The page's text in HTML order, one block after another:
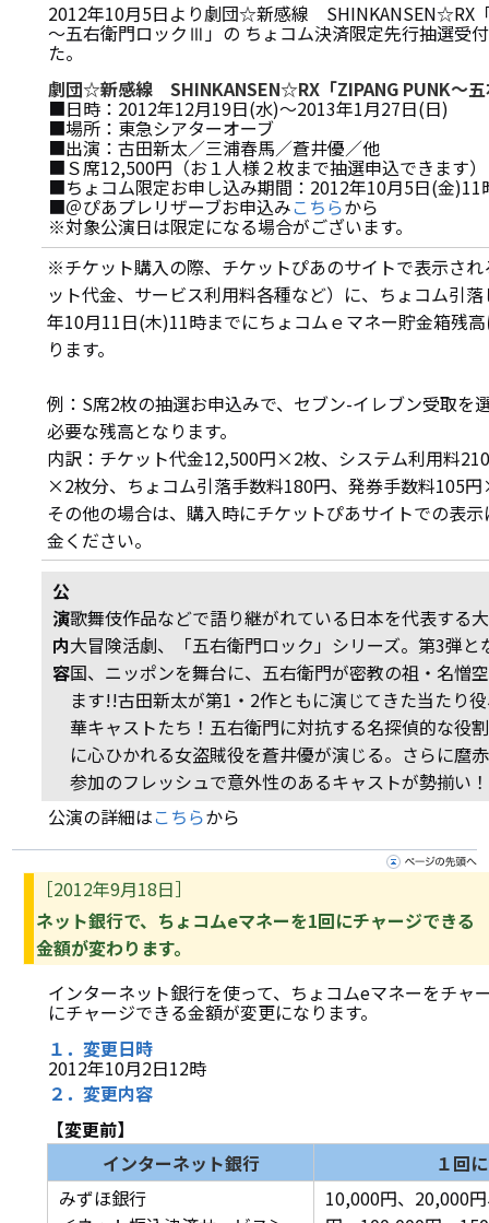
2012年10月5日より劇団☆新感線 SHINKANSEN☆RX
～五右衛門ロックⅢ」の ちょコム決済限定先行抽選受
た。
劇団☆新感線 SHINKANSEN☆RX「ZIPANG PUNK～
■日時：2012年12月19日(水)～2013年1月27日(日)
■場所：東急シアターオーブ
■出演：古田新太／三浦春馬／蒼井優／他
■Ｓ席12,500円（お１人様２枚まで抽選申込できます）
■ちょコム限定お申し込み期間：2012年10月5日(金
■＠ぴあプレリザーブお申込みこちらから
※対象公演日は限定になる場合がございます。
※チケット購入の際、チケットぴあのサイトで表示さ
ット代金、サービス利用料各種など）に、ちょコム引
年10月11日(木)11時までにちょコムｅマネー貯金箱残
ります。
例：S席2枚の抽選お申込みで、セブン-イレブン受取を
必要な残高となります。
内訳：チケット代金12,500円×2枚、システム利用料
×2枚分、ちょコム引落手数料180円、発券手数料105
その他の場合は、購入時にチケットぴあサイトでの表
金ください。
公
演
内
容
歌舞伎作品などで語り継がれている日本を代表する
大冒険活劇、「五右衛門ロック」シリーズ。第3弾
国、ニッポンを舞台に、五右衛門が密教の祖・名憎
ます!!古田新太が第1・2作ともに演じてきた当たり
華キャストたち！五右衛門に対抗する名探偵的な役
に心ひかれる女盗賊役を蒼井優が演じる。さらに麿
参加のフレッシュで意外性のあるキャストが勢揃い！
公演の詳細はこちらから
［2012年9月18日］
ネット銀行で、ちょコムeマネーを1回にチャージできる
金額が変わります。
インターネット銀行を使って、ちょコムeマネーをチャ
にチャージできる金額が変更になります。
１．変更日時
2012年10月2日12時
２．変更内容
【変更前】
インターネット銀行
１回
みずほ銀行
10,000円、20,000